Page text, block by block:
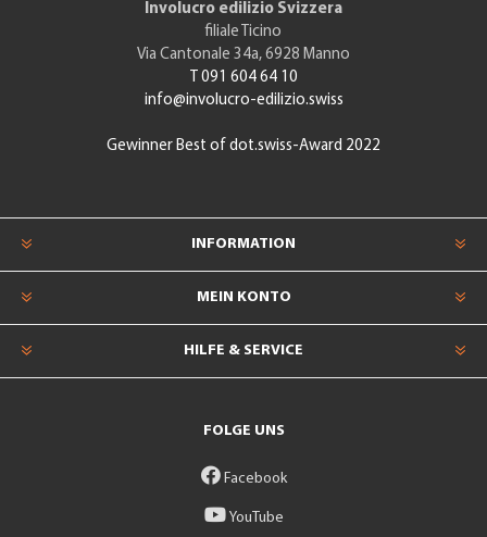
Involucro edilizio Svizzera
filiale Ticino
Via Cantonale 34a, 6928 Manno
T 091 604 64 10
info@involucro-edilizio.swiss
Gewinner Best of dot.swiss-Award 2022
INFORMATION
MEIN KONTO
HILFE & SERVICE
FOLGE UNS
Facebook
YouTube